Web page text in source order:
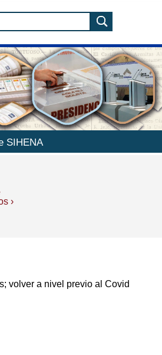
SIHENA
›
volver a nivel previo al Covid